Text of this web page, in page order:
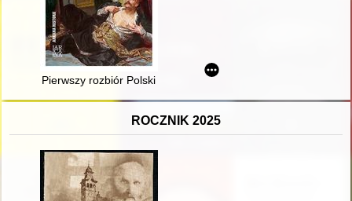
Pierwszy rozbiór Polski
ROCZNIK 2025